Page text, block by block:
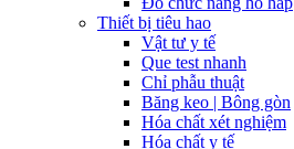
Thiết bị tiêu hao
Vật tư y tế
Que test nhanh
Chỉ phẫu thuật
Băng keo | Bông gòn
Hóa chất xét nghiệm
Hóa chất y tế